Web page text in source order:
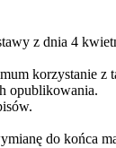
z dnia 4
korzystanie
opublikowania.
do końca